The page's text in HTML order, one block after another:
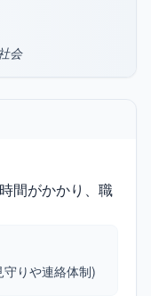
会
間がかかり、職
りや連絡体制)